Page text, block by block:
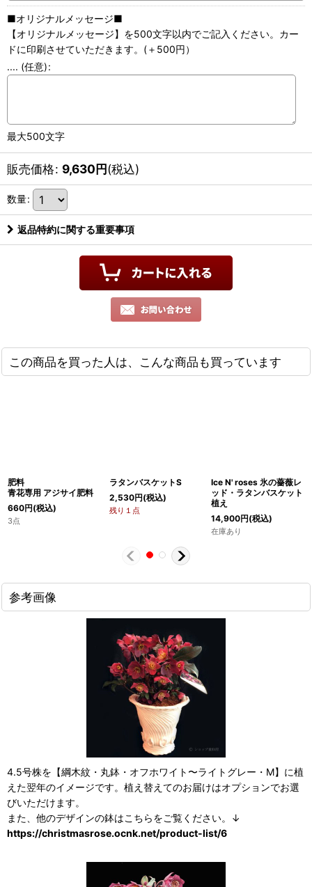
■オリジナルメッセージ■
【オリジナルメッセージ】を500文字以内でご記入ください。カー
ドに印刷させていただきます。(＋500円）
.... (任意):
最大500文字
販売価格: 9,630円(税込)
数量:
返品特約に関する重要事項
この商品を買った人は、こんな商品も買っています
肥料
青花専用 アジサイ肥料
660円(税込)
3点
ラタンバスケットS
2,530円(税込)
残り１点
Ice N' roses 氷の薔薇レ
ッド・ラタンバスケット
植え
14,900円(税込)
在庫あり
参考画像
4.5号株を【綱木紋・丸鉢・オフホワイト〜ライトグレー・M】に植
えた翌年のイメージです。植え替えてのお届けはオプションでお選
びいただけます。
また、他のデザインの鉢はこちらをご覧ください。↓
https://christmasrose.ocnk.net/product-list/6